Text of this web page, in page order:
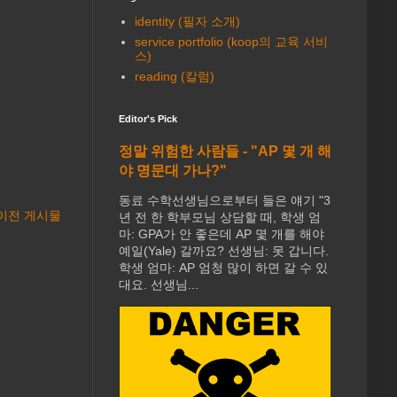
전 게시물
identity (필자 소개)
service portfolio (koop의 교육 서비
스)
reading (칼럼)
Editor's Pick
정말 위험한 사람들 - "AP 몇 개 해
야 명문대 가나?"
동료 수학선생님으로부터 들은 얘기 "3
년 전 한 학부모님 상담할 때, 학생 엄
마: GPA가 안 좋은데 AP 몇 개를 해야
예일(Yale) 갈까요? 선생님: 못 갑니다.
학생 엄마: AP 엄청 많이 하면 갈 수 있
대요. 선생님...